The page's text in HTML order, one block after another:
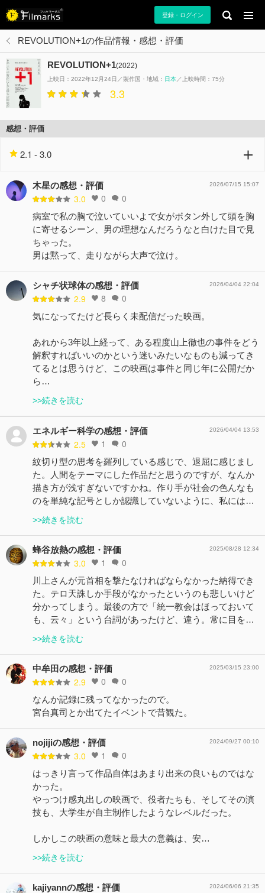
登録・ログイン
REVOLUTION+1の作品情報・感想・評価
REVOLUTION+1(2022)
上映日：2022年12月24日 製作国・地域： 日本 上映時間：75分
3.3
感想・評価
2.1 - 3.0
木星の感想・評価
3.0 0 0
2026/07/15 15:07
病室で私の胸で泣いていいよで女がボタン外して頭を胸
に寄せるシーン、男の理想なんだろうなと白けた目で見
ちゃった。
男は黙って、走りながら大声で泣け。
シャチ状球体の感想・評価
2.9 8 0
2026/04/04 22:04
気になってたけど長らく未配信だった映画。
あれから3年以上経って、ある程度山上徹也の事件をどう
解釈すればいいのかという迷いみたいなものも減ってき
てるとは思うけど、この映画は事件と同じ年に公開だか
ら…
>>続きを読む
エネルギー科学の感想・評価
2.5 1 0
2026/04/04 13:53
紋切り型の思考を羅列している感じで、退屈に感じまし
た。人間をテーマにした作品だと思うのですが、なんか
描き方が浅すぎないですかね。作り手が社会の色んなも
のを単純な記号としか認識していないように、私には…
>>続きを読む
蜂谷放熱の感想・評価
3.0 1 0
2025/08/28 12:34
川上さんが元首相を撃たなければならなかった納得でき
た。テロ天誅しか手段がなかったというのも悲しいけど
分かってしまう。最後の方で「統一教会はほっておいて
も、云々」という台詞があったけど、違う。常に目を…
>>続きを読む
中牟田の感想・評価
2.9 0 0
2025/03/15 23:00
なんか記録に残ってなかったので。
宮台真司とか出てたイベントで昔観た。
nojijiの感想・評価
3.0 1 0
2024/09/27 00:10
はっきり言って作品自体はあまり出来の良いものではな
かった。
やっつけ感丸出しの映画で、役者たちも、そしてその演
技も、大学生が自主制作したようなレベルだった。
しかしこの映画の意味と最大の意義は、安…
>>続きを読む
kajiyannの感想・評価 2024/06/06 21:35